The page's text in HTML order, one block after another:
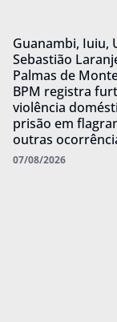
Guanambi, Iuiu,
Sebastião
Palmas de
BPM registra
violência
prisão em
outras
07/08/2026